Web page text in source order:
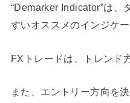
“Demarker Indicator”は、
すいオススメのインジケー
FXトレードは、トレンド
また、エントリー方向を